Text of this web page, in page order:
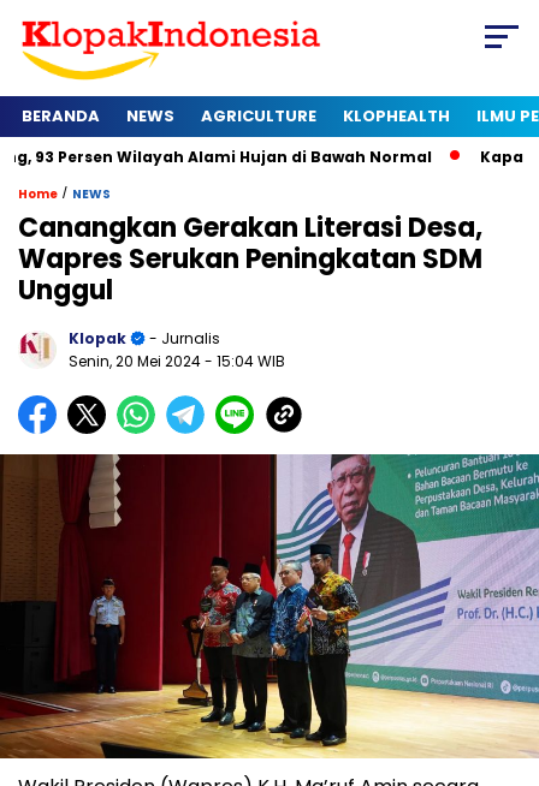
BERANDA NEWS AGRICULTURE KLOPHEALTH ILMU
Wilayah Alami Hujan di Bawah Normal Kapan Sertifikat
Home / NEWS
Canangkan Gerakan Literasi Desa,
Wapres Serukan Peningkatan SDM
Unggul
Klopak
- Jurnalis
Senin, 20 Mei 2024- 15:04 WIB